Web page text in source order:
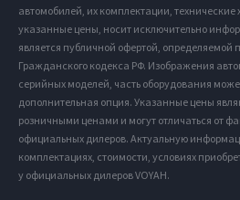
автомобилей, их комплектации, технические
указанные цены, носит исключительно
является публичной офертой, определяемой
Гражданского кодекса РФ. Изображения
серийных моделей, часть оборудования
дополнительная опция. Указанные цены
розничными ценами и могут отличаться от
официальных дилеров. Актуальную
комплектациях, стоимости, условиях
у официальных дилеров VOYAH.